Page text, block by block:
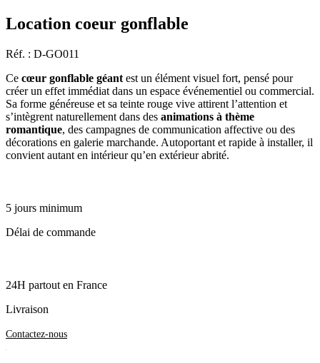
Location coeur gonflable
Réf. : D-GO011
Ce cœur gonflable géant est un élément visuel fort, pensé pour
créer un effet immédiat dans un espace événementiel ou commercial.
Sa forme généreuse et sa teinte rouge vive attirent l’attention et
s’intègrent naturellement dans des animations à thème
romantique, des campagnes de communication affective ou des
décorations en galerie marchande. Autoportant et rapide à installer, il
convient autant en intérieur qu’en extérieur abrité.
5 jours minimum
Délai de commande
24H partout en France
Livraison
Contactez-nous